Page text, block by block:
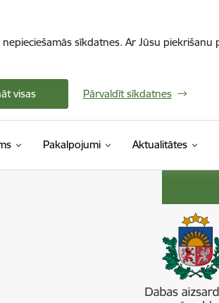
sīkdatnes. Ar Jūsu
visas Pārvaldīt sīkdatnes
Pakalpojumi Aktualitātes